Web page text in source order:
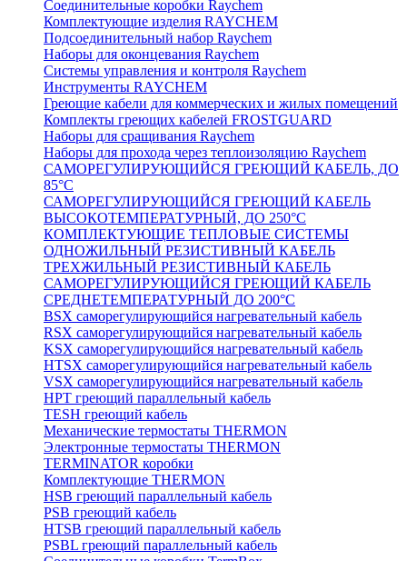
Соединительные коробки Raychem
Комплектующие изделия RAYCHEM
Подсоединительный набор Raychem
Наборы для оконцевания Raychem
Системы управления и контроля Raychem
Инструменты RAYCHEM
Греющие кабели для коммерческих и жилых помещений
Комплекты греющих кабелей FROSTGUARD
Наборы для сращивания Raychem
Наборы для прохода через теплоизоляцию Raychem
САМОРЕГУЛИРУЮЩИЙСЯ ГРЕЮЩИЙ КАБЕЛЬ, ДО
85°С
САМОРЕГУЛИРУЮЩИЙСЯ ГРЕЮЩИЙ КАБЕЛЬ
ВЫСОКОТЕМПЕРАТУРНЫЙ, ДО 250°С
КОМПЛЕКТУЮЩИЕ ТЕПЛОВЫЕ СИСТЕМЫ
ОДНОЖИЛЬНЫЙ РЕЗИСТИВНЫЙ КАБЕЛЬ
ТРЕХЖИЛЬНЫЙ РЕЗИСТИВНЫЙ КАБЕЛЬ
САМОРЕГУЛИРУЮЩИЙСЯ ГРЕЮЩИЙ КАБЕЛЬ
СРЕДНЕТЕМПЕРАТУРНЫЙ ДО 200°С
BSX саморегулирующийся нагревательный кабель
RSX саморегулирующийся нагревательный кабель
KSX саморегулирующийся нагревательный кабель
HTSX саморегулирующийся нагревательный кабель
VSX саморегулирующийся нагревательный кабель
НРТ греющий параллельный кабель
TESH греющий кабель
Механические термостаты THERMON
Электронные термостаты THERMON
TERMINATOR коробки
Комплектующие THERMON
HSB греющий параллельный кабель
PSB греющий кабель
HTSB греющий параллельный кабель
PSBL греющий параллельный кабель